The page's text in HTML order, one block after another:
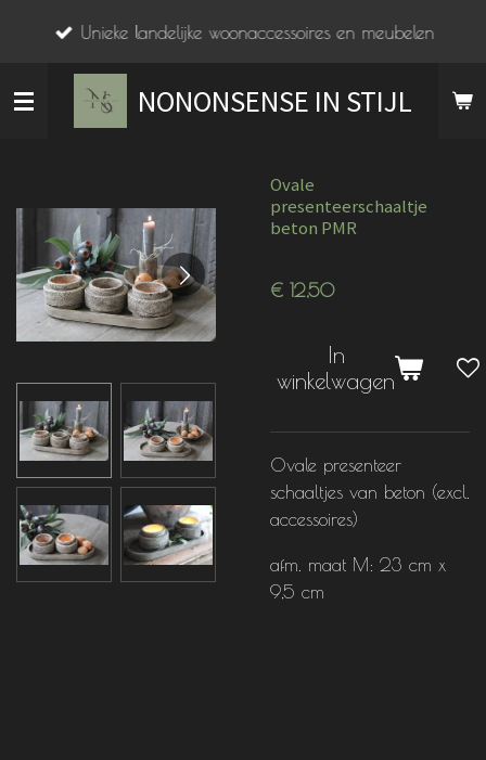
de
hoofdinhoud
NONONSENSE IN STIJL
Unieke landelijke woonaccessoires en meubelen
Ovale
presenteerschaaltje
beton PMR
€ 12,50
In
winkelwagen
Ovale presenteer
schaaltjes van beton (excl.
accessoires)
afm. maat M: 23 cm x
9,5 cm